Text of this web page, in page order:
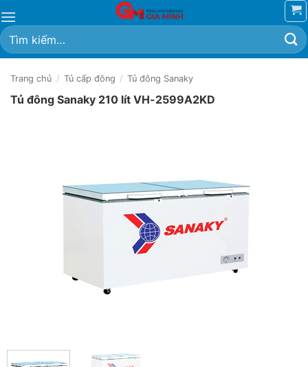
qua
nội
dung
Tìm
kiếm:
Trang chủ / Tủ cấp đông / Tủ đông Sanaky
Tủ đông Sanaky 210 lít VH-2599A2KD